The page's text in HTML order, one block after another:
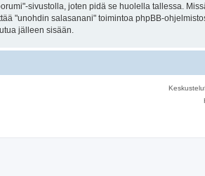
sivustolla, joten pidä se huolella tallessa.
"unohdin salasanani" toimintoa phpBB-
jälleen sisään.